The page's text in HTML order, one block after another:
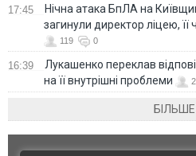
17:45
Нічна атака БпЛА на
загинули директор ліцею, її
119 0
16:39
Лукашенко переклав
на її внутрішні проблеми
БІЛЬШЕ